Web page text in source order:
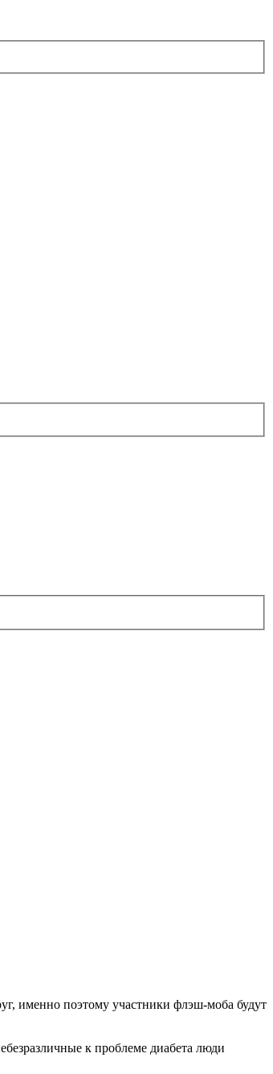
именно поэтому участники флэш-моба будут
к проблеме диабета люди